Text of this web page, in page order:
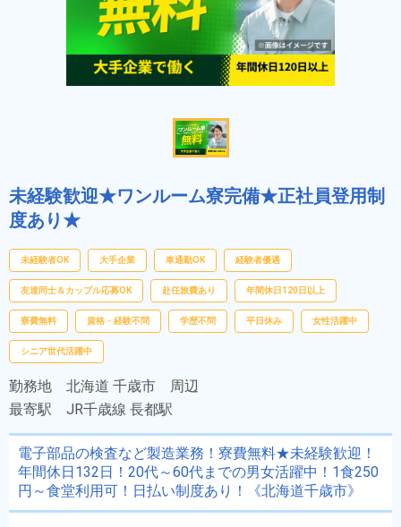
未経験歓迎★ワンルーム寮完備★正社員登用制
度あり★
未経験者OK 大手企業 車通勤OK 経験者優遇
友達同士＆カップル応募OK 赴任旅費あり 年間休日120日以上
寮費無料 資格・経験不問 学歴不問 平日休み 女性活躍中
シニア世代活躍中
勤務地 北海道 千歳市 周辺
最寄駅 JR千歳線 長都駅
電子部品の検査など製造業務！寮費無料★未経験歓迎！
年間休日132日！20代～60代までの男女活躍中！1食250
円～食堂利用可！日払い制度あり！《北海道千歳市》